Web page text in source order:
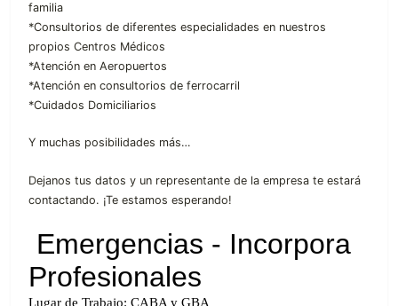
familia
*Consultorios de diferentes especialidades en nuestros
propios Centros Médicos
*Atención en Aeropuertos
*Atención en consultorios de ferrocarril
*Cuidados Domiciliarios
Y muchas posibilidades más…
Dejanos tus datos y un representante de la empresa te estará
contactando. ¡Te estamos esperando!